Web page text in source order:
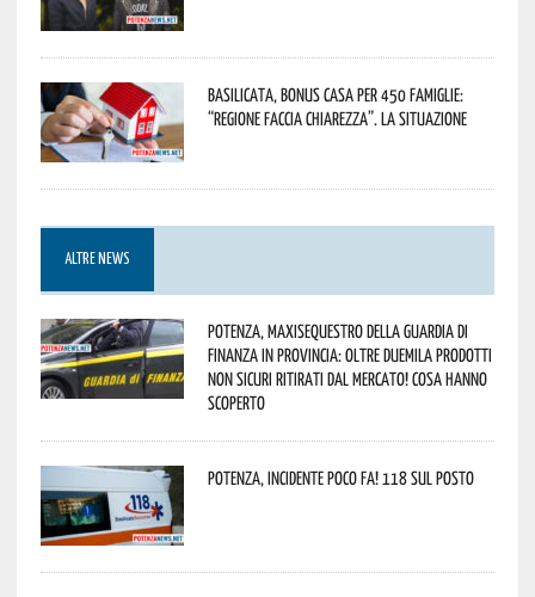
Basilicata, Bonus casa per 450 famiglie:
“Regione faccia chiarezza”. La situazione
ALTRE NEWS
Potenza, maxisequestro della Guardia di
Finanza in provincia: oltre duemila prodotti
non sicuri ritirati dal mercato! Cosa hanno
scoperto
Potenza, incidente poco fa! 118 sul posto